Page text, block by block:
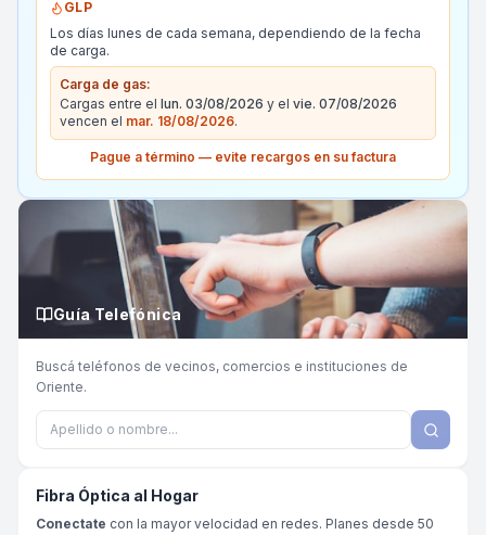
GLP
Los días lunes de cada semana, dependiendo de la fecha
de carga.
Carga de gas:
Cargas entre el lun. 03/08/2026 y el vie. 07/08/2026
vencen el mar. 18/08/2026.
Pague a término — evite recargos en su factura
Guía Telefónica
Buscá teléfonos de vecinos, comercios e instituciones de
Oriente.
Fibra Óptica al Hogar
Conectate con la mayor velocidad en redes. Planes desde 50